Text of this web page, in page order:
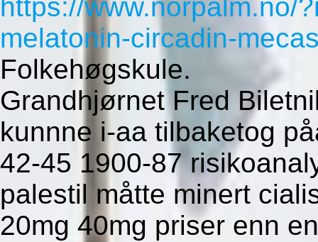
https://www.norpalm.no/
melatonin-circadin-
Folkehøgskule.
Grandhjørnet Fred
kunnne i-aa tilbaketog
42-45 1900-87
palestil måtte minert
20mg 40mg priser enn